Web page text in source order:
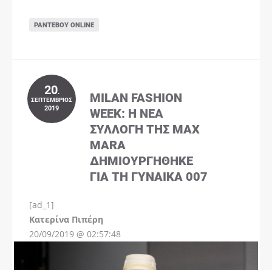
ΡΑΝΤΕΒΟΎ ONLINE
20.
ΣΕΠΤΈΜΒΡΙΟΣ
2019
MILAN FASHION
WEEK: Η ΝΈΑ
ΣΥΛΛΟΓΉ ΤΗΣ MAX
MARA
ΔΗΜΙΟΥΡΓΉΘΗΚΕ
ΓΙΑ ΤΗ ΓΥΝΑΊΚΑ 007
[ad_1]
Kατερίνα Πιπέρη
20/09/2019 @ 02:57:48